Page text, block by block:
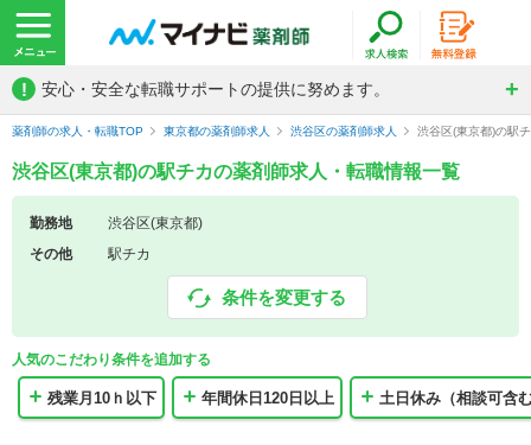
! 安心・安全な転職サポートの提供に努めます。
薬剤師の求人・転職TOP 東京都の薬剤師求人 渋谷区の薬剤師求人 渋谷区(東京都)の駅
渋谷区(東京都)の駅チカの薬剤師求人・転職情報一覧
勤務地
渋谷区(東京都)
その他
駅チカ
条件を変更する
人気のこだわり条件を追加する
残業月10ｈ以下 年間休日120日以上 土日休み（相談可含